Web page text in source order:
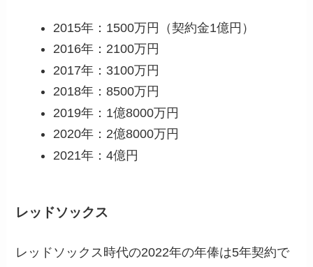
2015年：1500万円（契約金1億円）
2016年：2100万円
2017年：3100万円
2018年：8500万円
2019年：1億8000万円
2020年：2億8000万円
2021年：4億円
レッドソックス
レッドソックス時代の2022年の年俸は5年契約で